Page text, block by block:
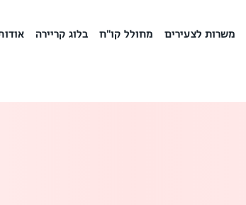
משרות לצעירים מחולל קו"ח בלוג קריירה